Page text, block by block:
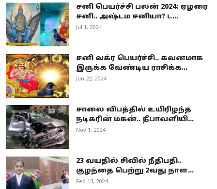
சனி பெயர்ச்சி பலன் 2024: ஏழரை
சனி.. அஷ்டம சனியா? ட...
Jul 1, 2024
சனி வக்ர பெயர்ச்சி.. கவனமாக
இருக்க வேண்டிய ராசிக்க...
Jun 22, 2024
சாலை விபத்தில் உயிரிழந்த
நடிகரின் மகன்.. தீபாவளியி...
Nov 1, 2024
23 வயதில் சிவில் நீதிபதி..
குழந்தை பெற்று 2வது நாள...
Feb 13, 2024